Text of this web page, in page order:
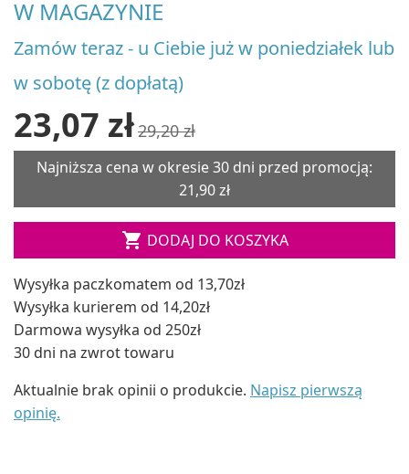
W MAGAZYNIE
Zamów teraz - u Ciebie już w poniedziałek lub
w sobotę (z dopłatą)
23,07 zł29,20 zł
Najniższa cena w okresie 30 dni przed promocją:
21,90 zł
 DODAJ DO KOSZYKA
Wysyłka paczkomatem od 13,70zł
Wysyłka kurierem od 14,20zł
Darmowa wysyłka od 250zł
30 dni na zwrot towaru
Aktualnie brak opinii o produkcie. Napisz pierwszą
opinię.